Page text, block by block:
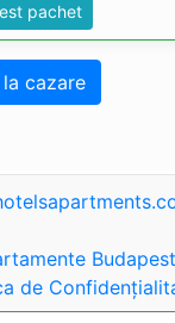
pachet
cazare
de